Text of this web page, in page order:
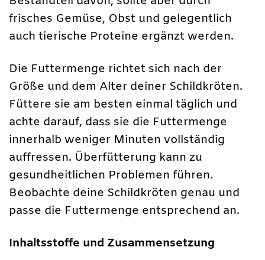
frisches Gemüse, Obst und gelegentlich
auch tierische Proteine ergänzt werden.
Die Futtermenge richtet sich nach der
Größe und dem Alter deiner Schildkröten.
Füttere sie am besten einmal täglich und
achte darauf, dass sie die Futtermenge
innerhalb weniger Minuten vollständig
auffressen. Überfütterung kann zu
gesundheitlichen Problemen führen.
Beobachte deine Schildkröten genau und
passe die Futtermenge entsprechend an.
Inhaltsstoffe und Zusammensetzung